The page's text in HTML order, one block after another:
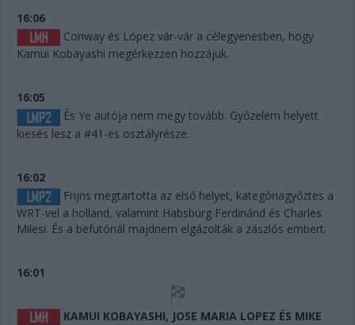
16:06
Conway és López vár-vár a célegyenesben, hogy
Kamui Kobayashi megérkezzen hozzájuk.
16:05
És Ye autója nem megy tovább. Győzelem helyett
kiesés lesz a #41-es osztályrésze.
16:02
Frijns megtartotta az első helyet, kategóriagyőztes a
WRT-vel a holland, valamint Habsburg Ferdinánd és Charles
Milesi. És a befutónál majdnem elgázolták a zászlós embert.
16:01
KAMUI KOBAYASHI, JOSE MARIA LOPEZ ÉS MIKE